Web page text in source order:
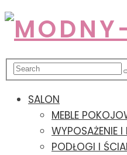
SALON
MEBLE
WYPOSAŻENIE
PODŁOGI I